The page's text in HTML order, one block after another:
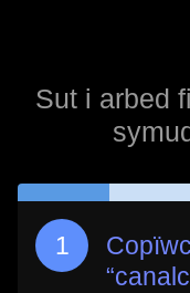
Sut i arbed
“